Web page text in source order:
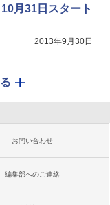
月31日スタート
2013年9月30日
お問い合わせ
編集部へのご連絡